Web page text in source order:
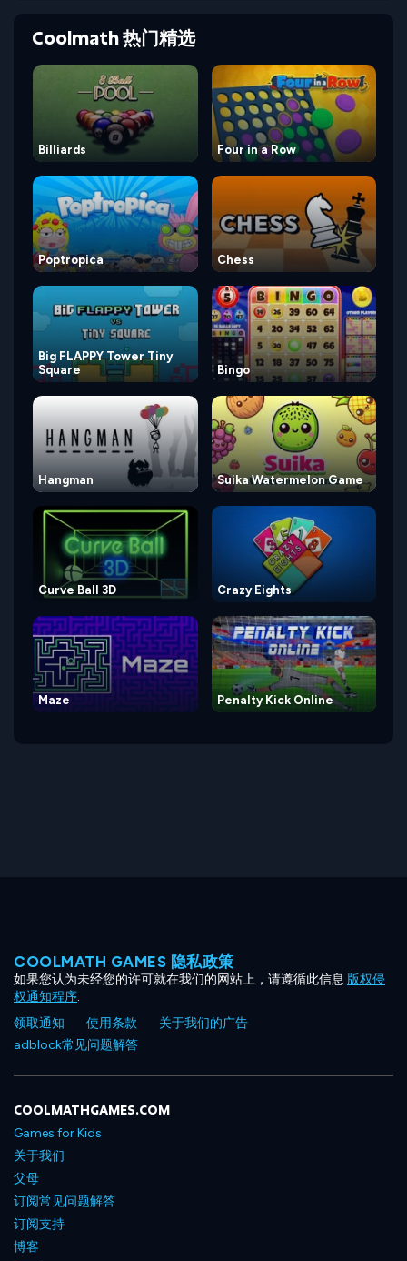
Coolmath 热门精选
Billiards Four in a Row
Poptropica Chess
Big FLAPPY Tower Tiny
Square
Bingo
Hangman Suika Watermelon Game
Curve Ball 3D Crazy Eights
Maze Penalty Kick Online
COOLMATH GAMES 隐私政策
如果您认为未经您的许可就在我们的网站上，请遵循此信息版权侵
权通知程序.
领取通知
使用条款
关于我们的广告
adblock常见问题解答
COOLMATHGAMES.COM
Games for Kids
关于我们
父母
订阅常见问题解答
订阅支持
博客